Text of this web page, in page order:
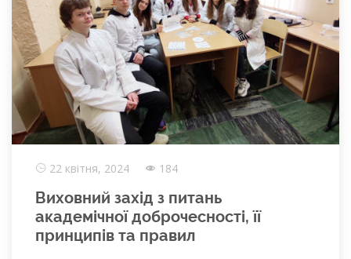
22 квітня, 2024 184
Виховний захід з питань
академічної доброчесності, її
принципів та правил